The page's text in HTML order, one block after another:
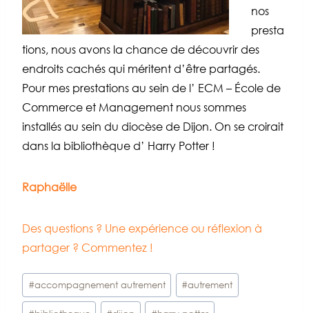
nos
presta
tions, nous avons la chance de découvrir des
endroits cachés qui méritent d’être partagés.
Pour mes prestations au sein de l’ ECM – École de
Commerce et Management nous sommes
installés au sein du diocèse de Dijon. On se croirait
dans la bibliothèque d’ Harry Potter !
Raphaëlle
Des questions ? Une expérience ou réflexion à
partager ? Commentez !
Étiquettes
de
#accompagnement autrement #autrement